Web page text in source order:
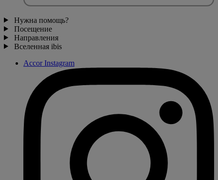
Нужна помощь?
Посещение
Направления
Вселенная ibis
Accor Instagram